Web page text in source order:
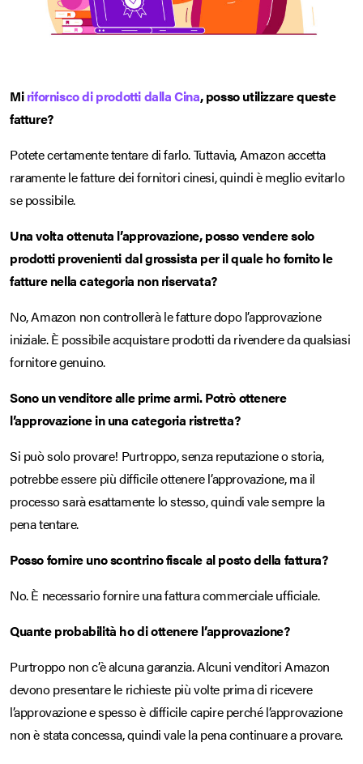
Mirifornisco di prodotti dalla Cina, posso utilizzare queste
fatture?
Potete certamente tentare di farlo. Tuttavia, Amazon accetta
raramente le fatture dei fornitori cinesi, quindi è meglio evitarlo
se possibile.
Una volta ottenuta l’approvazione, posso vendere solo
prodotti provenienti dal grossista per il quale ho fornito le
fatture nella categoria non riservata?
No, Amazon non controllerà le fatture dopo l’approvazione
iniziale. È possibile acquistare prodotti da rivendere da qualsiasi
fornitore genuino.
Sono un venditore alle prime armi. Potrò ottenere
l’approvazione in una categoria ristretta?
Si può solo provare! Purtroppo, senza reputazione o storia,
potrebbe essere più difficile ottenere l’approvazione, ma il
processo sarà esattamente lo stesso, quindi vale sempre la
pena tentare.
Posso fornire uno scontrino fiscale al posto della fattura?
No. È necessario fornire una fattura commerciale ufficiale.
Quante probabilità ho di ottenere l’approvazione?
Purtroppo non c’è alcuna garanzia. Alcuni venditori Amazon
devono presentare le richieste più volte prima di ricevere
l’approvazione e spesso è difficile capire perché l’approvazione
non è stata concessa, quindi vale la pena continuare a provare.